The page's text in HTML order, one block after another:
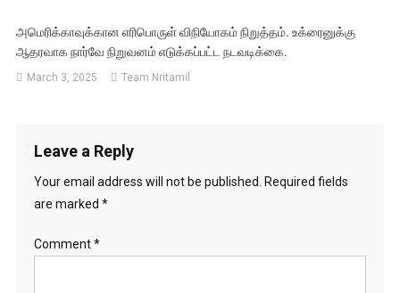
அமெரிக்காவுக்கான எரிபொருள் விநியோகம் நிறுத்தம். உக்ரைனுக்கு
ஆதரவாக நார்வே நிறுவனம் எடுக்கப்பட்ட நடவடிக்கை.
March 3, 2025 Team Nritamil
Leave a Reply
Your email address will not be published.
Required fields
are marked *
Comment*